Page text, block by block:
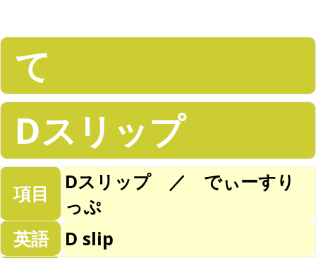
て
Dスリップ
項目
Dスリップ ／ でぃーすり
っぷ
英語
D slip